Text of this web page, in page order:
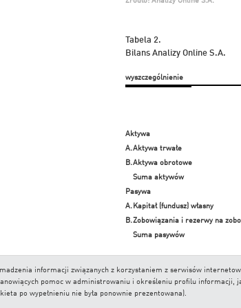
Tabela 2.
Bilans Analizy Online S.A.
wyszczególnienie
Aktywa
A.Aktywa trwałe
B.Aktywa obrotowe
Suma aktywów
Pasywa
A.Kapitał (fundusz) własny
B.Zobowiązania i rezerwy na
Suma pasywów
Przedstawione sprawozdania
2023 r. poz. 120, z późn. zm.).
informacji związanych z korzystaniem z serwisów
pomoc w administrowaniu i określeniu profilu
po wypełnieniu nie była ponownie prezentowana).